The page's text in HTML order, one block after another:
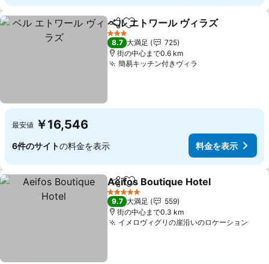
シェアお気に入りに追加
ベル エトワール ヴィラズ
3 ホテルのランク
8.7 大満足
725
街の中心まで0.6 km
簡易キッチン付きヴィラ
最安値 ￥16,546
6件のサイトの料金を表示 料金を表示
シェアお気に入りに追加
Aeifos Boutique Hotel
5 ホテルのランク
9.7 大満足
559
街の中心まで0.3 km
イメロヴィグリの崖沿いのロケーション